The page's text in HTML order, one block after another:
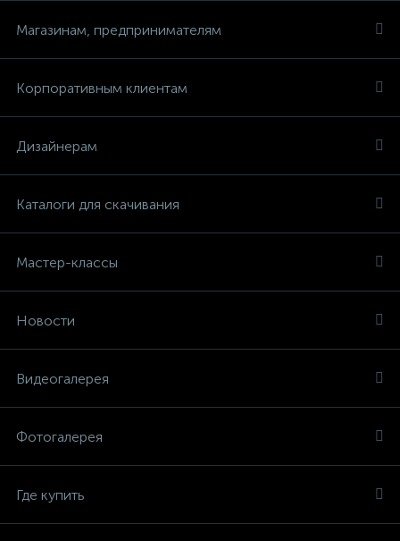
Магазинам, предпринимателям
Корпоративным клиентам
Дизайнерам
Каталоги для скачивания
Мастер-классы
Новости
Видеогалерея
Фотогалерея
Где купить